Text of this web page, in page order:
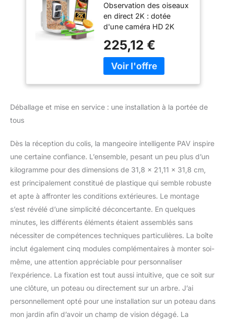
caméra, 2K HD
avec carte de 64
Go, panneau solaire
intelligent,
identification par AI,
diffusion en direct,
détection de
mouvement,
automatique des
Observation des oiseaux
en direct 2K : dotée
d'une caméra HD 2K
grand angle de 160°,
cette caméra
d'alimentation pour
000 espèces d'oiseaux.
profitez d'une
visualisation en direct en
via l'application pour
vous assurer de ne
jamais manquer une
visite de vos amis à
plumes 5 accessoires
aux écureuils : la
mangeoire intelligente
pour oiseaux comprend
un récipient de graines
de grande capacité de
1,8 l plus cinq
mangeoires
interchangeables : 2
225,12 €
Déballage et mise en service : une installation à la portée de
tous
Dès la réception du colis, la mangeoire intelligente PAV inspire
une certaine confiance. L’ensemble, pesant un peu plus d’un
kilogramme pour des dimensions de 31,8 x 21,11 x 31,8 cm,
est principalement constitué de plastique qui semble robuste
et apte à affronter les conditions extérieures. Le montage
s’est révélé d’une simplicité déconcertante. En quelques
minutes, les différents éléments étaient assemblés sans
nécessiter de compétences techniques particulières. La boîte
inclut également cinq modules complémentaires à monter soi-
même, une attention appréciable pour personnaliser
l’expérience. La fixation est tout aussi intuitive, que ce soit sur
une clôture, un poteau ou directement sur un arbre. J’ai
personnellement opté pour une installation sur un poteau dans
mon jardin afin d’avoir un champ de vision dégagé. La